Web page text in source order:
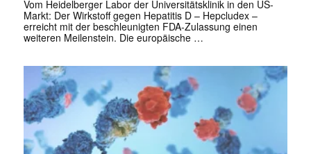
✕
Vom Heidelberger Labor der Universitätsklinik in den US-
Markt: Der Wirkstoff gegen Hepatitis D – Hepcludex –
erreicht mit der beschleunigten FDA-Zulassung einen
weiteren Meilenstein. Die europäische …